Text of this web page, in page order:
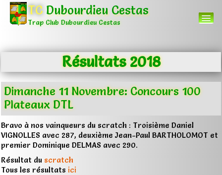
TC Dubourdieu Cestas
Trap Club Dubourdieu Cestas
Menu
Autres▼
0
Résultats 2018
Dimanche 11 Novembre: Concours 100
Plateaux DTL
Bravo à nos vainqueurs du scratch : Troisième Daniel
VIGNOLLES avec 287, deuxième Jean-Paul BARTHOLOMOT et
premier Dominique DELMAS avec 290.
Résultat du scratch
Tous les résultats ici